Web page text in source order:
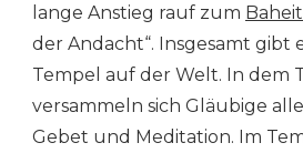
lange Anstieg rauf zum
der Andacht“. Insgesamt gibt
Tempel auf der Welt. In dem
versammeln sich Gläubige
Gebet und Meditation. Im